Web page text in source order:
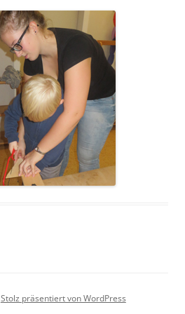
Stolz präsentiert von WordPress